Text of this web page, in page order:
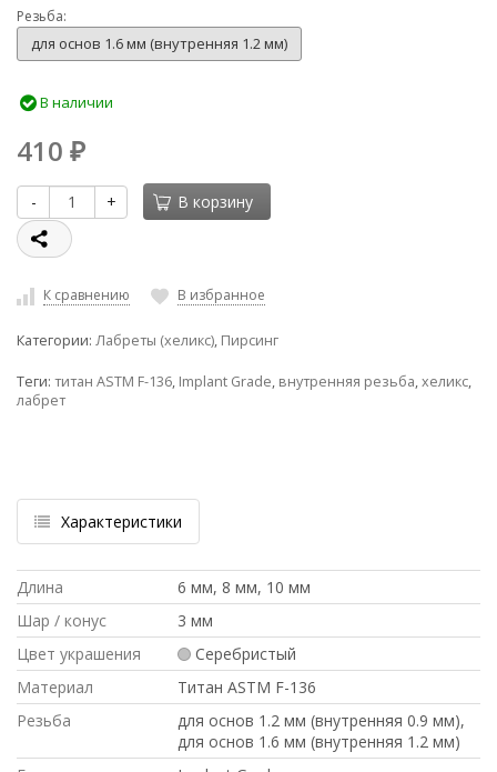
Резьба:
для основ 1.6 мм (внутренняя 1.2 мм)
В наличии
410 ₽
- + В корзину
К сравнению В избранное
Категории: Лабреты (хеликс), Пирсинг
Теги: титан ASTM F-136, Implant Grade, внутренняя резьба,хеликс,
лабрет
Характеристики
Длина
6 мм, 8 мм, 10 мм
Шар / конус
3 мм
Цвет украшения
Серебристый
Материал
Титан ASTM F-136
Резьба
для основ 1.2 мм (внутренняя 0.9 мм),
для основ 1.6 мм (внутренняя 1.2 мм)